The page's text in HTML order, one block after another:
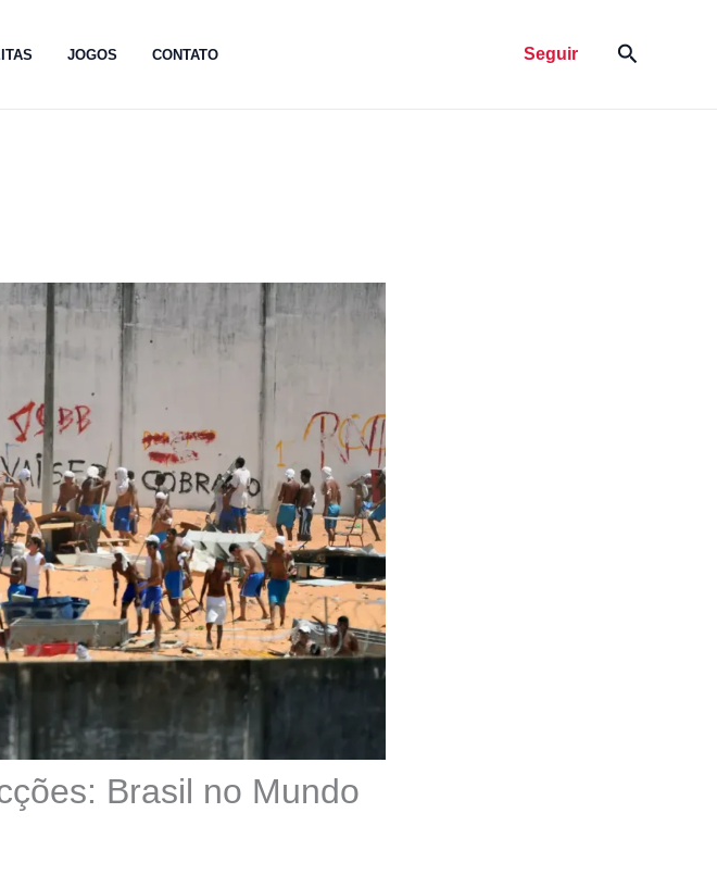
JOGOS CONTATO Seguir Pesquisar
Brasil no Mundo